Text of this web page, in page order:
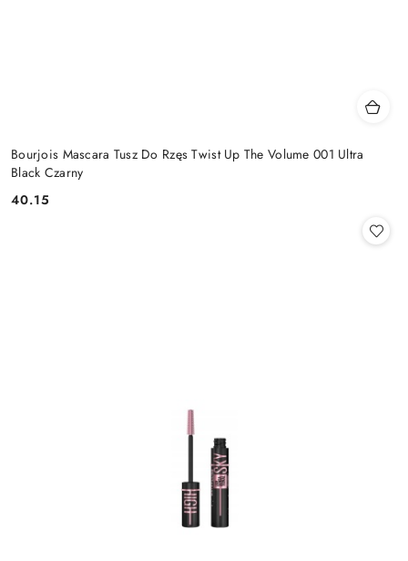
Bourjois Mascara Tusz Do Rzęs Twist Up The Volume 001 Ultra
Black Czarny
Cena:
40.15